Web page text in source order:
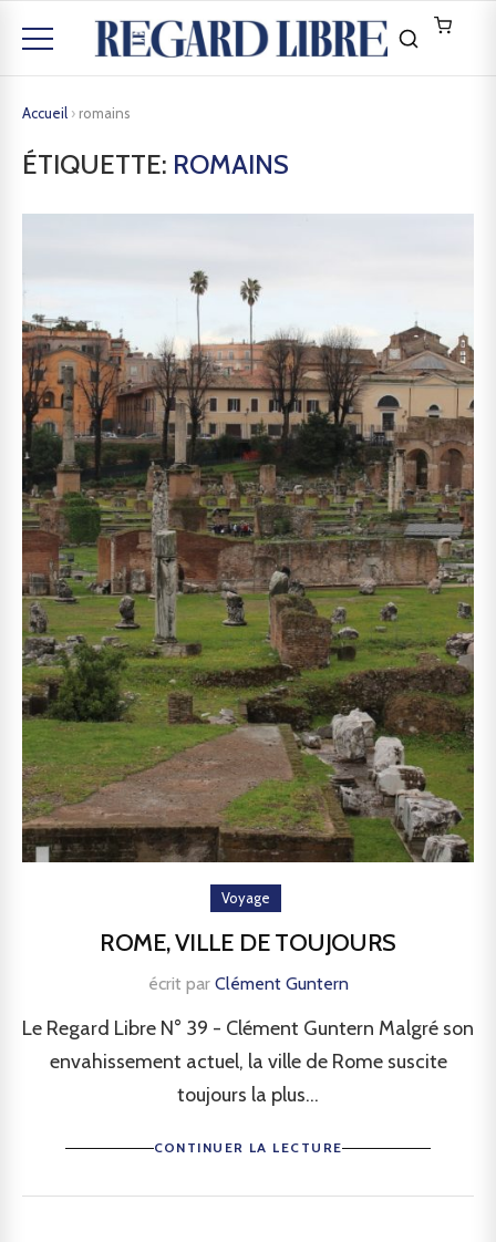
Accueil › romains
ÉTIQUETTE: ROMAINS
Voyage
ROME, VILLE DE TOUJOURS
écrit par Clément Guntern
Le Regard Libre N° 39 - Clément Guntern Malgré son
envahissement actuel, la ville de Rome suscite
toujours la plus...
CONTINUER LA LECTURE